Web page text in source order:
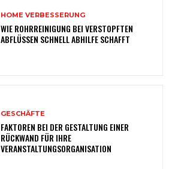
HOME VERBESSERUNG
WIE ROHRREINIGUNG BEI VERSTOPFTEN
ABFLÜSSEN SCHNELL ABHILFE SCHAFFT
GESCHÄFTE
FAKTOREN BEI DER GESTALTUNG EINER
RÜCKWAND FÜR IHRE
VERANSTALTUNGSORGANISATION